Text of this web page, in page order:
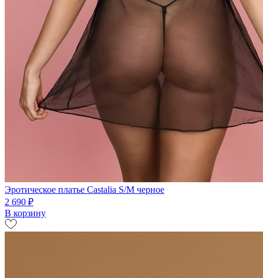
Эротическое платье Castalia S/M черное
2 690 ₽
В корзину